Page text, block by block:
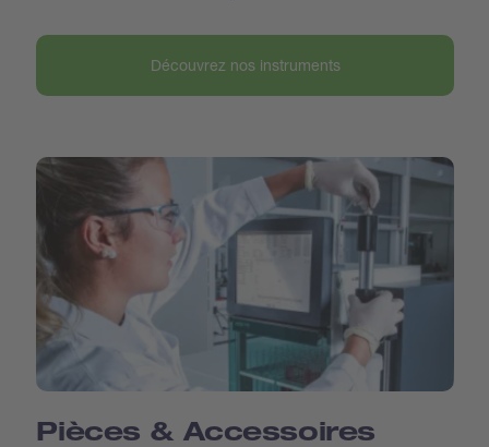
Découvrez nos instruments
Pièces & Accessoires